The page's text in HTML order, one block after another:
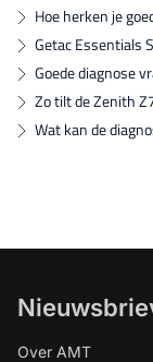
Hoe herken je
Getac Essentials
Goede diagnose
Zo tilt de Zenith
Wat kan de
Over AMT